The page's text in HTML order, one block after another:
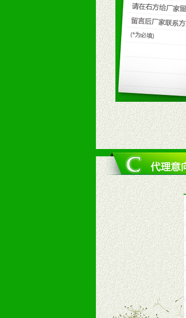
九、加盟优势
1、广告企划支持：产品
场武器。
2、市场保护支持：供优
3、对代理商、经销商提
4、营销技术支持：因地
5、返利奖励支持：累计
6、售后服务支持：营销
7、退换货支持：诚信为
十、代理条件
1、拥有婴幼儿产品经销
2、认同公司产品及经营
3、严格按照统一最低渠
4、具有一定的资金实力
5、为维护区域经销商利
十一、公司支持
1、免费人员培训支持
由销售明星、业务拓展能
2、终端宣传品支持
提供全国统一的产品手册
3、大型促销活动支持
根据市场开发需要，为代
专业的孕婴童媒体、杂志
专业的孕婴童媒体、杂志
4、专业完善的售后服务支